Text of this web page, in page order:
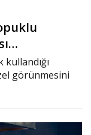
görünmesini